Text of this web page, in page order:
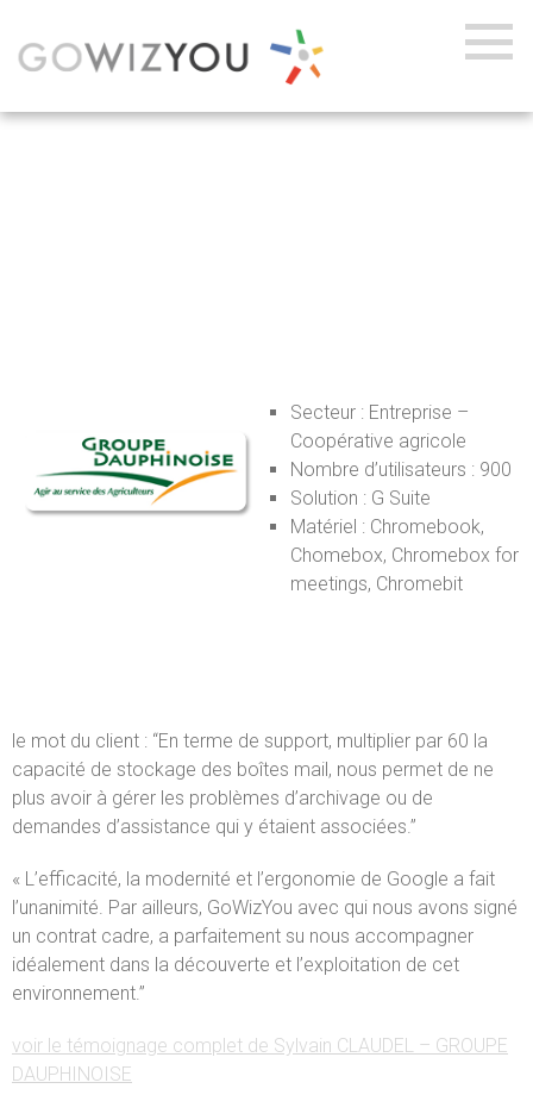
Secteur : Entreprise –
Coopérative agricole
Nombre d’utilisateurs : 900
Solution : G Suite
Matériel : Chromebook,
Chomebox, Chromebox for
meetings, Chromebit
le mot du client : “En terme de support, multiplier par 60 la
capacité de stockage des boîtes mail, nous permet de ne
plus avoir à gérer les problèmes d’archivage ou de
demandes d’assistance qui y étaient associées.”
« L’efficacité, la modernité et l’ergonomie de Google a fait
l’unanimité. Par ailleurs, GoWizYou avec qui nous avons signé
un contrat cadre, a parfaitement su nous accompagner
idéalement dans la découverte et l’exploitation de cet
environnement.”
voir le témoignage complet de Sylvain CLAUDEL – GROUPE
DAUPHINOISE